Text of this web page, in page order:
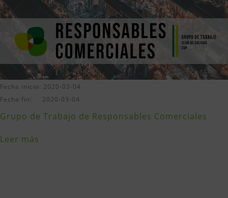
Fecha inicio: 2020-03-04
Fecha fin: 2020-03-04
Grupo de Trabajo de Responsables Comerciales
Leer más